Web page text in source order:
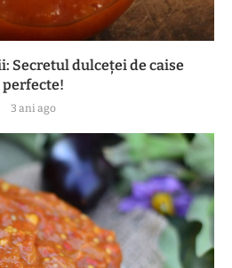
Secretul dulceței de caise
perfecte!
3 ani ago